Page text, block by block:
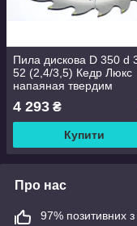
Пила дискова D 350 d
52 (2,4/3,5) Кедр Люкс
напаяная твердим
сплавом ВК
4 293 ₴
Купити
Про нас
97% позитивних з